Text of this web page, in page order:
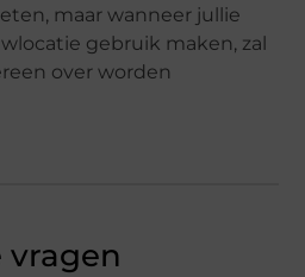
maar wanneer jullie
gebruik maken, zal
over worden
vragen